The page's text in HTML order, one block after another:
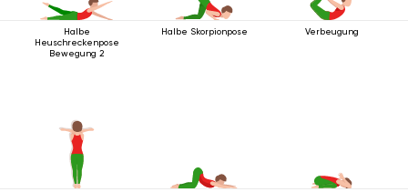
Halbe
Heuschreckenpose
Bewegung 2
Halbe Skorpionpose Verbeugung